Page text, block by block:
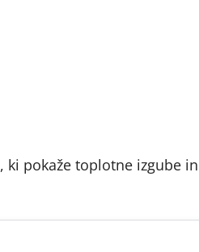
, ki pokaže toplotne izgube